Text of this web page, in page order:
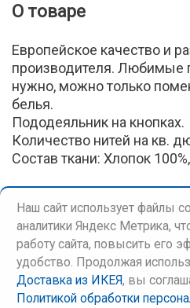
О товаре
Европейское качество и
производителя. Любимые
нужно, можно только
белья.
Пододеяльник на кнопках.
Количество нитей на кв.
Состав ткани: Хлопок
©Доставка из ИКЕЯ
Наш сайт использует файлы
аналитики Яндекс Метрика,
работу сайта, повысить его
удобство. Продолжая
Доставка из ИКЕЯ, вы
Политикой обработки